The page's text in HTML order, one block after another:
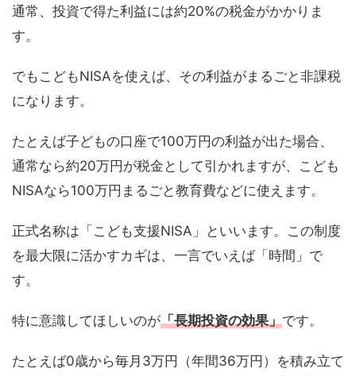
通常、投資で得た利益には約20%の税金がかかりま
す。
でもこどもNISAを使えば、その利益がまるごと非課税
になります。
たとえば子どもの口座で100万円の利益が出た場合、
通常なら約20万円が税金として引かれますが、こども
NISAなら100万円まるごと教育費などに使えます。
正式名称は「こども支援NISA」といいます。この制度
を最大限に活かすカギは、一言でいえば「時間」で
す。
特に意識してほしいのが「長期投資の効果」です。
たとえば0歳から毎月3万円（年間36万円）を積み立て